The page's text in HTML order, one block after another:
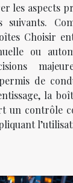
les aspects
suivants.
Choisir
ou
de
la
un contrôle